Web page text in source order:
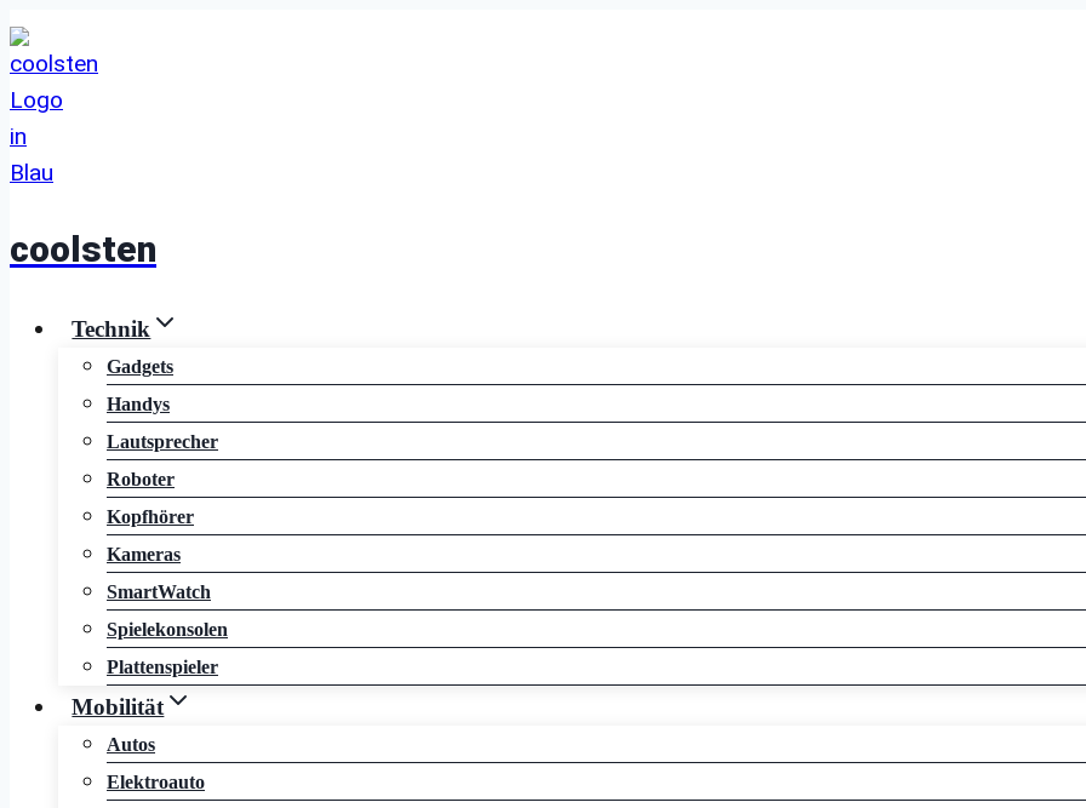
Zum
Inhalt
springen
coolsten
Technik
Gadgets
Handys
Lautsprecher
Roboter
Kopfhörer
Kameras
SmartWatch
Spielekonsolen
Plattenspieler
Mobilität
Autos
Elektroauto